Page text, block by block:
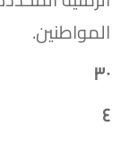
المواطنين.
٣٠
٤